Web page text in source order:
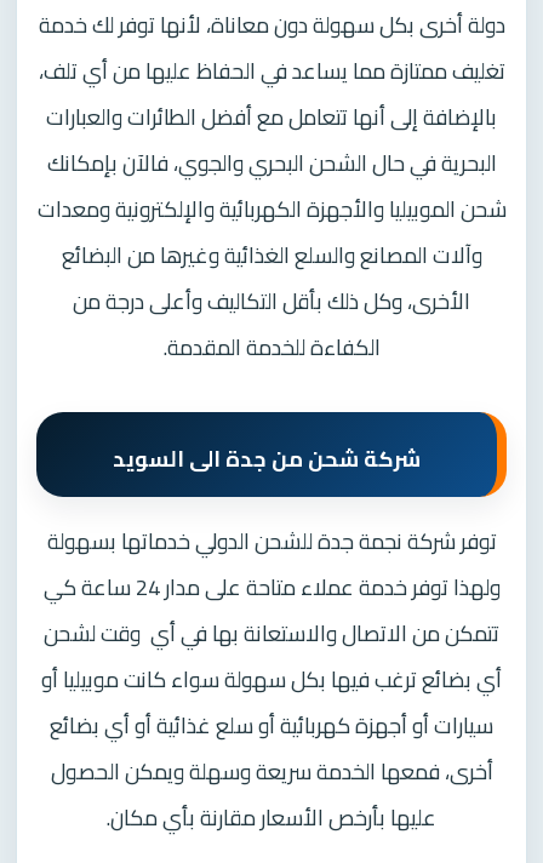
دولة أخرى بكل سهولة دون معاناة، لأنها توفر لك خدمة
تغليف ممتازة مما يساعد في الحفاظ عليها من أي تلف،
بالإضافة إلى أنها تتعامل مع أفضل الطائرات والعبارات
البحرية في حال الشحن البحري والجوي، فالآن بإمكانك
شحن الموبيليا والأجهزة الكهربائية والإلكترونية ومعدات
وآلات المصانع والسلع الغذائية وغيرها من البضائع
الأخرى، وكل ذلك بأقل التكاليف وأعلى درجة من
الكفاءة للخدمة المقدمة.
شركة شحن من جدة الى السويد
توفر شركة نجمة جدة للشحن الدولي خدماتها بسهولة
ولهذا توفر خدمة عملاء متاحة على مدار 24 ساعة كي
تتمكن من الاتصال والاستعانة بها في أي وقت لشحن
أي بضائع ترغب فيها بكل سهولة سواء كانت موبيليا أو
سيارات أو أجهزة كهربائية أو سلع غذائية أو أي بضائع
أخرى، فمعها الخدمة سريعة وسهلة ويمكن الحصول
عليها بأرخص الأسعار مقارنة بأي مكان.